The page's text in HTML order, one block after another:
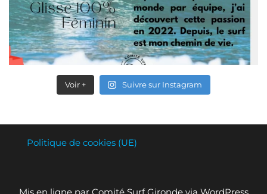
Voir + Suivre sur Instagram
Politique de cookies (UE)